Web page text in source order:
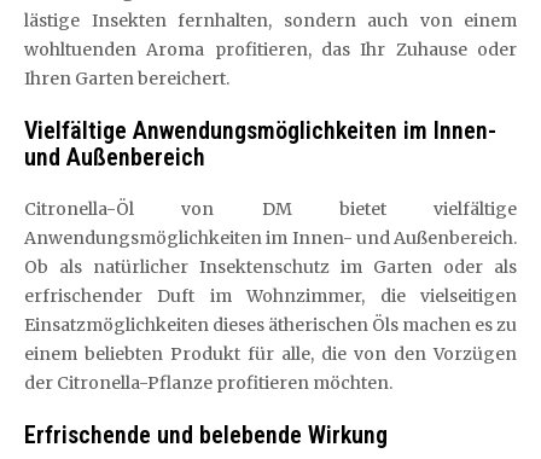
lästige Insekten fernhalten, sondern auch von einem
wohltuenden Aroma profitieren, das Ihr Zuhause oder
Ihren Garten bereichert.
Vielfältige Anwendungsmöglichkeiten im Innen-
und Außenbereich
Citronella-Öl von DM bietet vielfältige
Anwendungsmöglichkeiten im Innen- und Außenbereich.
Ob als natürlicher Insektenschutz im Garten oder als
erfrischender Duft im Wohnzimmer, die vielseitigen
Einsatzmöglichkeiten dieses ätherischen Öls machen es zu
einem beliebten Produkt für alle, die von den Vorzügen
der Citronella-Pflanze profitieren möchten.
Erfrischende und belebende Wirkung